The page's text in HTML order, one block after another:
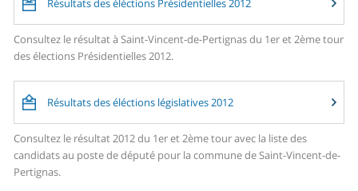
Résultats des éléctions Présidentielles 2012
Consultez le résultat à Saint-Vincent-de-Pertignas du 1er et 2ème tour
des élections Présidentielles 2012.
Résultats des éléctions législatives 2012
Consultez le résultat 2012 du 1er et 2ème tour avec la liste des
candidats au poste de député pour la commune de Saint-Vincent-de-
Pertignas.